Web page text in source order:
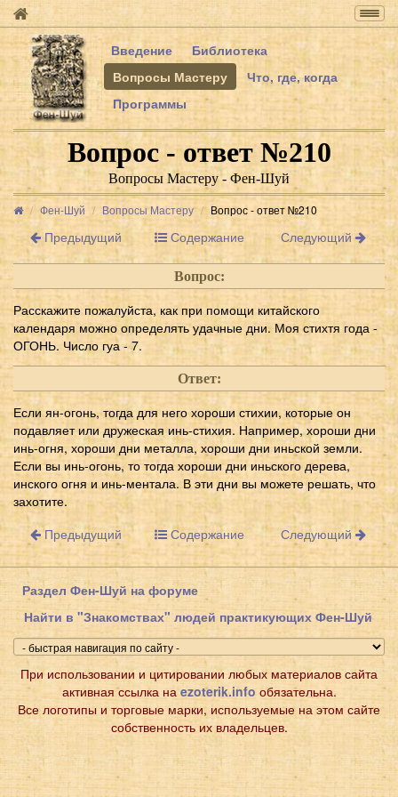
Введение
Библиотека
Вопросы Мастеру
Что, где, когда
Программы
Вопрос - ответ №210
Вопросы Мастеру - Фен-Шуй
Фен-Шуй Вопросы Мастеру Вопрос - ответ №210
Предыдущий Содержание Следующий
Вопрос:
Расскажите пожалуйста, как при помощи китайского
календаря можно определять удачные дни. Моя стихтя года -
ОГОНЬ. Число гуа - 7.
Ответ:
Если ян-огонь, тогда для него хороши стихии, которые он
подавляет или дружеская инь-стихия. Например, хороши дни
инь-огня, хороши дни металла, хороши дни иньской земли.
Если вы инь-огонь, то тогда хороши дни иньского дерева,
инского огня и инь-ментала. В эти дни вы можете решать, что
захотите.
Предыдущий
Содержание Следующий
Раздел Фен-Шуй на форуме
Найти в "Знакомствах" людей практикующих Фен-Шуй
При использовании и цитировании любых материалов сайта
активная ссылка на ezoterik.info обязательна.
Все логотипы и торговые марки, используемые на этом сайте
собственность их владельцев.